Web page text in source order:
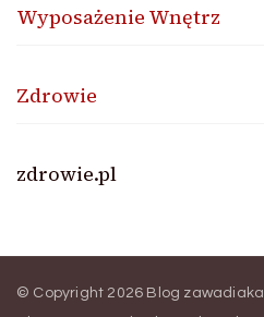
Wyposażenie Wnętrz
Zdrowie
zdrowie.pl
© Copyright 2026 Blog zawadiaka